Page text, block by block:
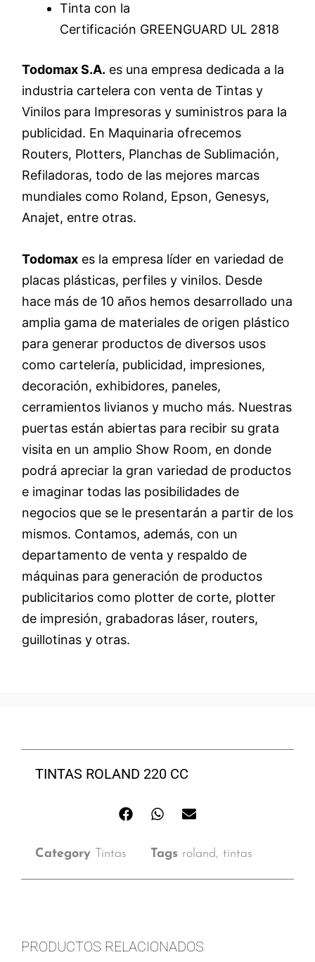
Tinta con la
Certificación GREENGUARD UL 2818
Todomax S.A. es una empresa dedicada a la
industria cartelera con venta de Tintas y
Vinilos para Impresoras y suministros para la
publicidad. En Maquinaria ofrecemos
Routers, Plotters, Planchas de Sublimación,
Refiladoras, todo de las mejores marcas
mundiales como Roland, Epson, Genesys,
Anajet, entre otras.
Todomax es la empresa líder en variedad de
placas plásticas, perfiles y vinilos. Desde
hace más de 10 años hemos desarrollado una
amplia gama de materiales de origen plástico
para generar productos de diversos usos
como cartelería, publicidad, impresiones,
decoración, exhibidores, paneles,
cerramientos livianos y mucho más. Nuestras
puertas están abiertas para recibir su grata
visita en un amplio Show Room, en donde
podrá apreciar la gran variedad de productos
e imaginar todas las posibilidades de
negocios que se le presentarán a partir de los
mismos. Contamos, además, con un
departamento de venta y respaldo de
máquinas para generación de productos
publicitarios como plotter de corte, plotter
de impresión, grabadoras láser, routers,
guillotinas y otras.
TINTAS ROLAND 220 CC
Category Tintas Tags roland, tintas
PRODUCTOS RELACIONADOS